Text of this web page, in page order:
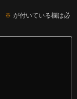
※ が付いている欄は必